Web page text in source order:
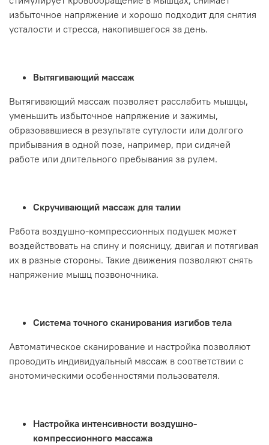
избыточное напряжение и хорошо подходит для снятия
усталости и стресса, накопившегося за день.
Вытягивающий массаж
Вытягивающий массаж позволяет расслабить мышцы,
уменьшить избыточное напряжение и зажимы,
образовавшиеся в результате сутулости или долгого
прибывания в одной позе, например, при сидячей
работе или длительного пребывания за рулем.
Скручивающий массаж для талии
Работа воздушно-компрессионных подушек может
воздействовать на спину и поясницу, двигая и потягивая
их в разные стороны. Такие движения позволяют снять
напряжение мышц позвоночника.
Система точного сканирования изгибов тела
Автоматическое сканирование и настройка позволяют
проводить индивидуальный массаж в соответствии с
анотомическими особенностями пользователя.
Настройка интенсивности воздушно-
компрессионного массажа